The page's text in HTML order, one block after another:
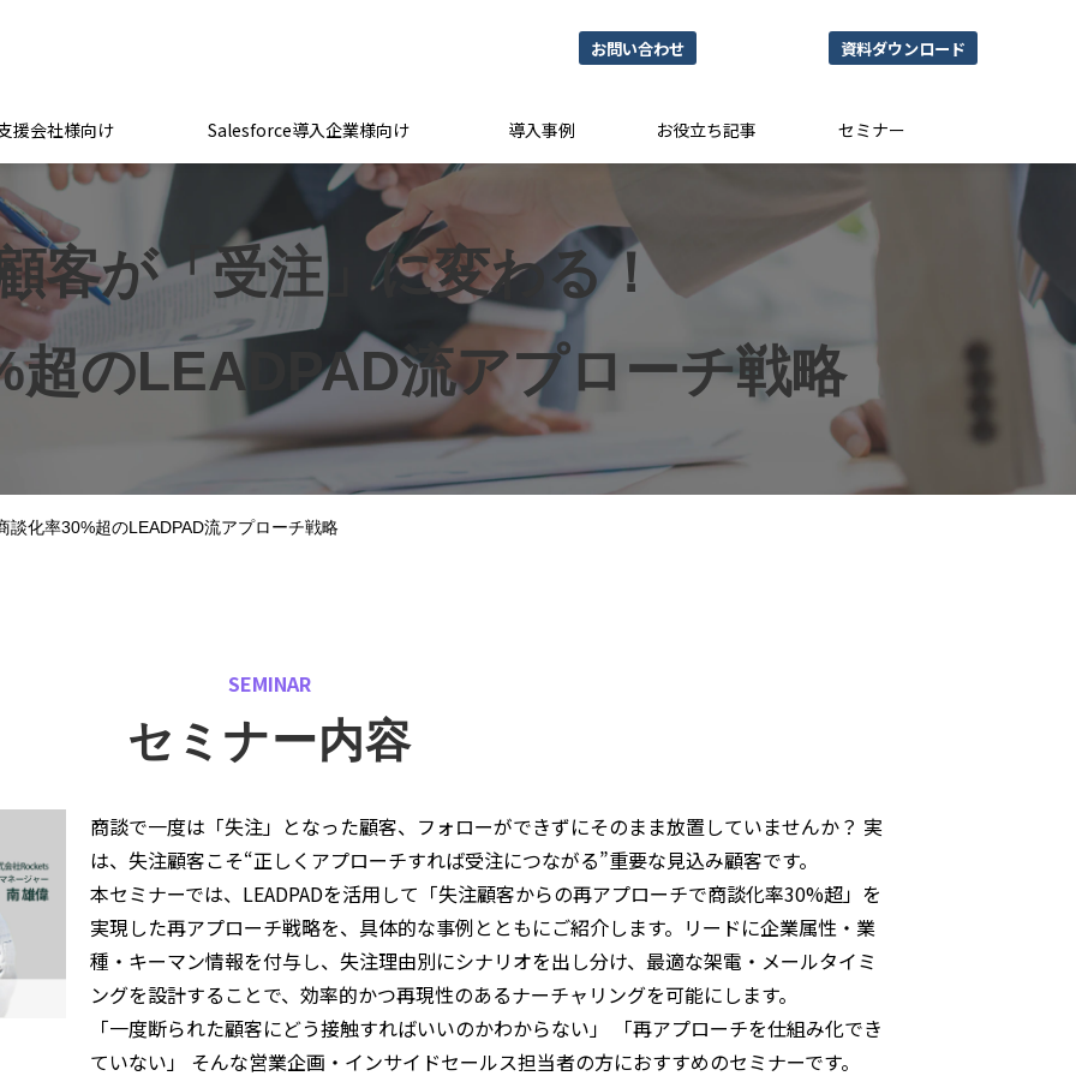
お問い合わせ 資料ダウンロード
援会社様向け Salesforce導入企業様向け 導入事例 お役立ち記事 セミナー
客が「受注」に変わる！
超のLEADPAD流アプローチ戦略
談化率30%超のLEADPAD流アプローチ戦略
SEMINAR
セミナー内容
商談で一度は「失注」となった顧客、フォローができずにそのまま放置していませんか？ 実
は、失注顧客こそ“正しくアプローチすれば受注につながる”重要な見込み顧客です。
本セミナーでは、LEADPADを活用して「失注顧客からの再アプローチで商談化率30%超」を
実現した再アプローチ戦略を、具体的な事例とともにご紹介します。リードに企業属性・業
種・キーマン情報を付与し、失注理由別にシナリオを出し分け、最適な架電・メールタイミ
ングを設計することで、効率的かつ再現性のあるナーチャリングを可能にします。
「一度断られた顧客にどう接触すればいいのかわからない」 「再アプローチを仕組み化でき
ていない」 そんな営業企画・インサイドセールス担当者の方におすすめのセミナーです。